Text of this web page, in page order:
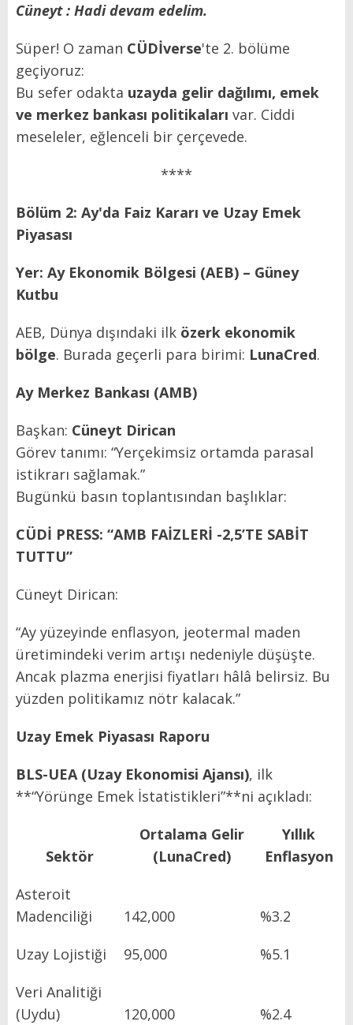
Cüneyt : Hadi devam edelim.
Süper! O zaman CÜDİverse'te 2. bölüme
geçiyoruz:
Bu sefer odakta uzayda gelir dağılımı, emek
ve merkez bankası politikaları var. Ciddi
meseleler, eğlenceli bir çerçevede.
****
Bölüm 2: Ay'da Faiz Kararı ve Uzay Emek
Piyasası
Yer: Ay Ekonomik Bölgesi (AEB) – Güney
Kutbu
AEB, Dünya dışındaki ilk özerk ekonomik
bölge. Burada geçerli para birimi: LunaCred.
Ay Merkez Bankası (AMB)
Başkan: Cüneyt Dirican
Görev tanımı: “Yerçekimsiz ortamda parasal
istikrarı sağlamak.”
Bugünkü basın toplantısından başlıklar:
CÜDİ PRESS: “AMB FAİZLERİ -2,5’TE SABİT
TUTTU”
Cüneyt Dirican:
“Ay yüzeyinde enflasyon, jeotermal maden
üretimindeki verim artışı nedeniyle düşüşte.
Ancak plazma enerjisi fiyatları hâlâ belirsiz. Bu
yüzden politikamız nötr kalacak.”
Uzay Emek Piyasası Raporu
BLS-UEA (Uzay Ekonomisi Ajansı), ilk
**“Yörünge Emek İstatistikleri”**ni açıkladı:
Sektör
Ortalama Gelir
(LunaCred)
Yıllık
Enflasyon
Asteroit
Madenciliği
142,000
%3.2
Uzay Lojistiği
95,000
%5.1
Veri Analitiği
(Uydu)
120,000
%2.4